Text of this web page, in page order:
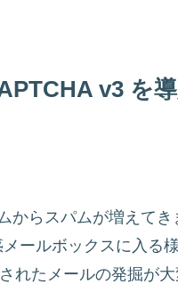
v3 を
らスパムが増えてき
ールボックスに入る
れたメールの発掘が